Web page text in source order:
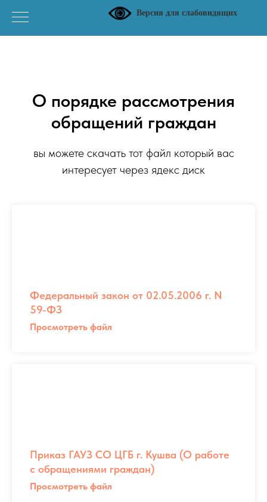
Версия для слабовидящих
О порядке рассмотрения
обращений граждан
вы можете скачать тот файл который вас
интересует через ядекс диск
Федеральный закон от 02.05.2006 г. N
59-ФЗ
Просмотреть файл
Приказ ГАУЗ СО ЦГБ г. Кушва (О работе
с обращениями граждан)
Просмотреть файл